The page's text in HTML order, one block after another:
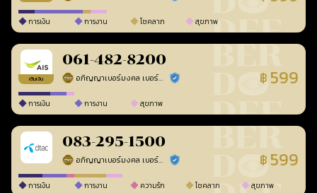
การเงิน การงาน โชคลาภ สุขภาพ
เติมเงิน
061-482-8200
อภิญญาเบอร์มงคล เบอร์สวยเลขศาสตร์ ร้านยืนยันแล้ว ฿ 599
การเงิน การงาน สุขภาพ
083-295-1500
อภิญญาเบอร์มงคล เบอร์สวยเลขศาสตร์ ร้านยืนยันแล้ว ฿ 599
การเงิน การงาน ความรัก โชคลาภ สุขภาพ